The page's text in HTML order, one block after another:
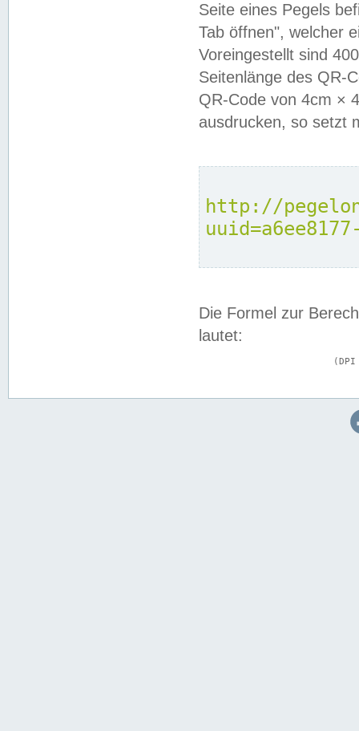
Seite eines Pegels
Tab öffnen", welcher
Voreingestellt sind
Seitenlänge des QR-
QR-Code von 4cm ×
ausdrucken, so setzt
http://
Die Formel zur
lautet: